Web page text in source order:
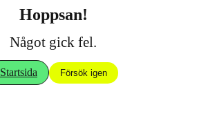
Hoppsan!
Något gick fel.
Startsida Försök igen